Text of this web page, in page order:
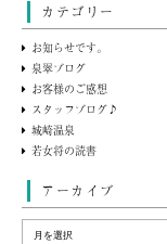
カテゴリー
お知らせです。
泉翠ブログ
お客様のご感想
スタッフブログ♪
城崎温泉
若女将の読書
アーカイブ